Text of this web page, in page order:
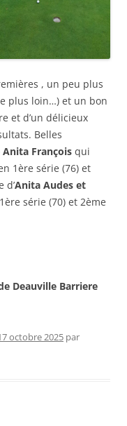
, un peu plus
plus loin…) et un bon
et d’un délicieux
Belles
François qui
1ère série (76) et
d’Anita Audes et
série (70) et 2ème
Deauville Barriere
octobre 2025 par